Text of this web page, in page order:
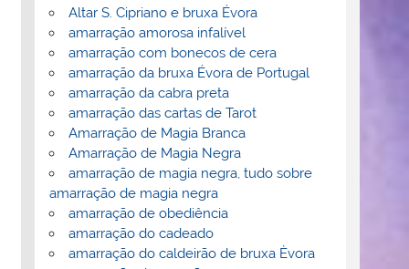
Altar S. Cipriano e bruxa Évora
amarração amorosa infalível
amarração com bonecos de cera
amarração da bruxa Évora de Portugal
amarração da cabra preta
amarração das cartas de Tarot
Amarração de Magia Branca
Amarração de Magia Negra
amarração de magia negra, tudo sobre
amarração de magia negra
amarração de obediência
amarração do cadeado
amarração do caldeirão de bruxa Èvora